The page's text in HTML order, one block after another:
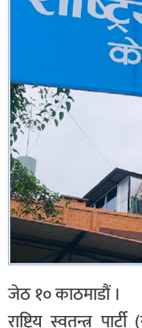
जेठ १० काठमाडौं ।
राष्ट्रिय स्वतन्त्र